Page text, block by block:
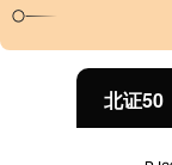
北证50